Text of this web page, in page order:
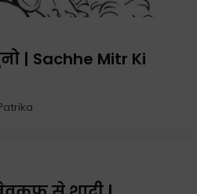
| Sachhe Mitr Ki